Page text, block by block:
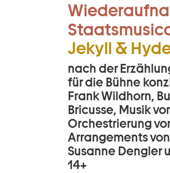
Jekyll &
nach der
für die Bühne
Frank Wildhorn,
Bricusse, Musik
Orchestrierung
Arrangements
Susanne Dengler
14+